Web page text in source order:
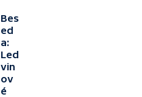
Bes
ed
a:
Led
vin
ov
é